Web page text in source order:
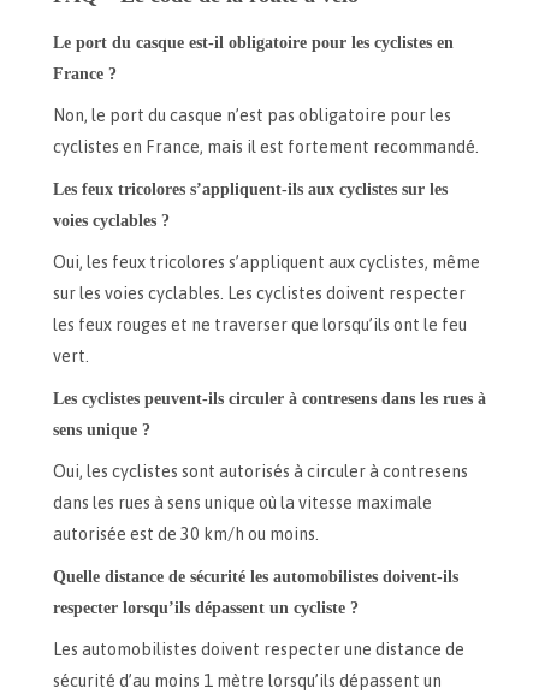
Le port du casque est-il obligatoire pour les cyclistes en
France ?
Non, le port du casque n’est pas obligatoire pour les
cyclistes en France, mais il est fortement recommandé.
Les feux tricolores s’appliquent-ils aux cyclistes sur les
voies cyclables ?
Oui, les feux tricolores s’appliquent aux cyclistes, même
sur les voies cyclables. Les cyclistes doivent respecter
les feux rouges et ne traverser que lorsqu’ils ont le feu
vert.
Les cyclistes peuvent-ils circuler à contresens dans les rues à
sens unique ?
Oui, les cyclistes sont autorisés à circuler à contresens
dans les rues à sens unique où la vitesse maximale
autorisée est de 30 km/h ou moins.
Quelle distance de sécurité les automobilistes doivent-ils
respecter lorsqu’ils dépassent un cycliste ?
Les automobilistes doivent respecter une distance de
sécurité d’au moins 1 mètre lorsqu’ils dépassent un